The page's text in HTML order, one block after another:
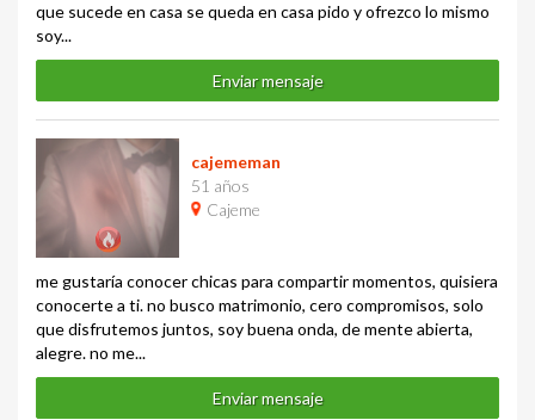
que sucede en casa se queda en casa pido y ofrezco lo mismo
soy...
Enviar mensaje
cajememan
51 años
Cajeme
me gustaría conocer chicas para compartir momentos, quisiera
conocerte a ti. no busco matrimonio, cero compromisos, solo
que disfrutemos juntos, soy buena onda, de mente abierta,
alegre. no me...
Enviar mensaje